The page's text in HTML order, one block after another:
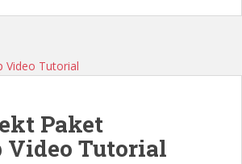
Paket
Video Tutorial